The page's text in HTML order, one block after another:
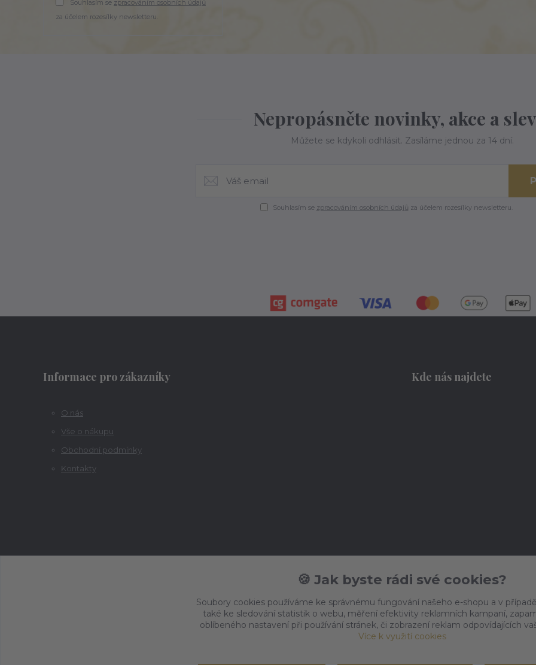
Souhlasím se zpracováním osobních údajů
za účelem rozesílky newsletteru.
Nepropásněte novinky, akce a
Můžete se kdykoli odhlásit. Zasíláme jednou za 14 dní.
Souhlasím se zpracováním osobních údajů za účelem rozesílky newsletteru.
Informace pro zákazníky
O nás
Vše o nákupu
Obchodní podmínky
Kontakty
Kde nás najdete
🍪 Jak byste rádi své cookies?
Soubory cookies používáme ke správnému fungování našeho e-shopu a v
také ke sledování statistik o webu, měření efektivity reklamních kampaní,
oblíbeného nastavení při používání stránek, či zobrazení reklam odpovídajících
Více k využití cookies